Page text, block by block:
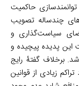
حاکمیت
چندساله تصویب
سیاست‌گذاری و
این پدیده پیچیده و
برخلاف گفتۀ رایج
زیادی از قوانین